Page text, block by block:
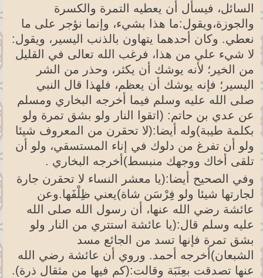
السائل، فيسأل أن يعطيه التمرة والكسرة
والجوزة،ويقول:ما هذا بشيء، وإنما نؤجر على ما
نعطي. وكان أحدهما يتهاون بالذنب اليسير، ويقول:
لا شيء علي من هذا، فرغب الله تعالى في القليل
من الخير؛ لأنه يوشك أن يكثر، وحذر من الشر
اليسير؛ فإنه يوشك أن يعظم، فلهذا قال النبي
صلى الله عليه وسلم فيما أخرجه البخاري ومسلم
عن عدي بن حاتم: (اتقوا النار ولو بشق تمرة ولو
بكلمة طيبة)وله أيضا:(لا تحقرن من المعروف شيئا
ولو أن تفرغ من دلوك في إناء المستسقي، ولو أن
تلقى أخاك ووجهك منبسط)أخرجه البخاري .
وفي الصحيح أيضا:(يا معشر النساء لا تحقرن جارة
لجارتها شيئا ولو فِرْسَن شاة)يعني ظِلْفَها.وعن
عائشة رضي الله عنها، أن رسول الله صلى الله
عليه وسلم قال:(يا عائشة استتري من النار ولو
بشق تمرة فإنها تسد من الجائع مسد
الشبعان)أخرجه أحمد. وروي أن عائشة رضي الله
عنها تصدقت بعِنَبَة وقالت:(كم فيها من مثقال ذرة).